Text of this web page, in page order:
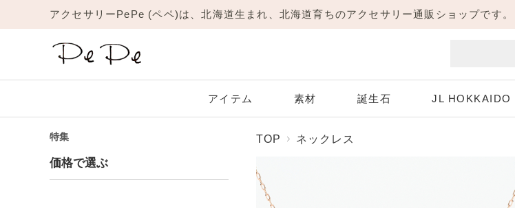
アクセサリーPePe (ペペ)は、北海道生まれ、北海道育ちのアクセサリー通販ショップです。
アイテム 素材
Platinum
プラチナ
イエローゴールド
誕生石
1月 ガーネット
2月 アメジスト
JL HOKKAIDO
JL
Amulet
ネックレス
TOP ネックレス
特集
価格で選ぶ